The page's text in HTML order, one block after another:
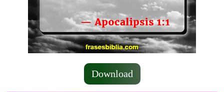
Download